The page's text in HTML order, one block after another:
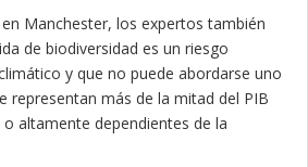
Manchester, los expertos también
de biodiversidad es un riesgo
y que no puede abordarse uno
representan más de la mitad del PIB
altamente dependientes de la